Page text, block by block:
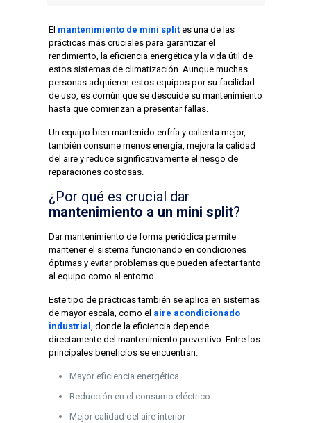
El mantenimiento de mini splites una de las
prácticas más cruciales para garantizar el
rendimiento, la eficiencia energética y la vida útil de
estos sistemas de climatización. Aunque muchas
personas adquieren estos equipos por su facilidad
de uso, es común que se descuide su mantenimiento
hasta que comienzan a presentar fallas.
Un equipo bien mantenido enfría y calienta mejor,
también consume menos energía, mejora la calidad
del aire y reduce significativamente el riesgo de
reparaciones costosas.
¿Por qué es crucial dar
mantenimiento a un mini split?
Dar mantenimiento de forma periódica permite
mantener el sistema funcionando en condiciones
óptimas y evitar problemas que pueden afectar tanto
al equipo como al entorno.
Este tipo de prácticas también se aplica en sistemas
de mayor escala, como el aire acondicionado
industrial , donde la eficiencia depende
directamente del mantenimiento preventivo. Entre los
principales beneficios se encuentran:
Mayor eficiencia energética
Reducción en el consumo eléctrico
Mejor calidad del aire interior